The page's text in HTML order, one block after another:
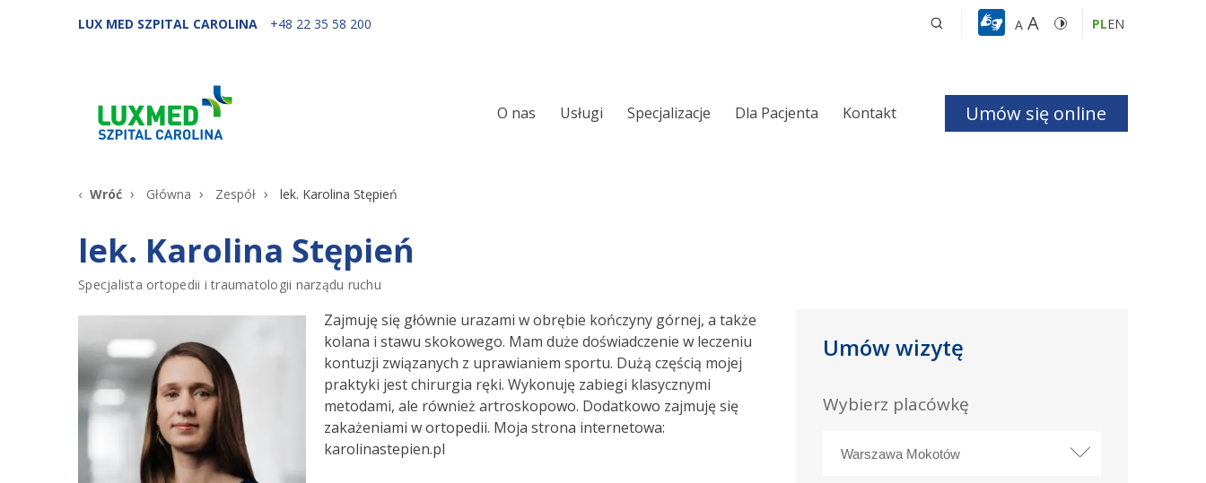
LUX MED SZPITAL CAROLINA +48 22 35 58 200 A A PLEN
Umów się online
O nas Usługi
Specjalizacje
Chirurgia i urologia dziecięca
Audiologia
Foniatria
Leczenie bólu
Alergologia
Wkładki ortopedyczne
Dla Pacjenta Kontakt
Wróć Główna Zespół lek. Karolina Stępień
lek. Karolina Stępień
Specjalista ortopedii i traumatologii narządu ruchu
Zajmuję się głównie urazami w obrębie kończyny górnej, a także
kolana i stawu skokowego. Mam duże doświadczenie w leczeniu
kontuzji związanych z uprawianiem sportu. Dużą częścią mojej
praktyki jest chirurgia ręki. Wykonuję zabiegi klasycznymi
metodami, ale również artroskopowo. Dodatkowo zajmuję się
zakażeniami w ortopedii. Moja strona internetowa:
karolinastepien.pl
Umów wizytę
Wybierz placówkę